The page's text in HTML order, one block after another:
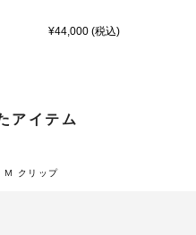
¥44,000 (税込)
アイテム
M クリップ